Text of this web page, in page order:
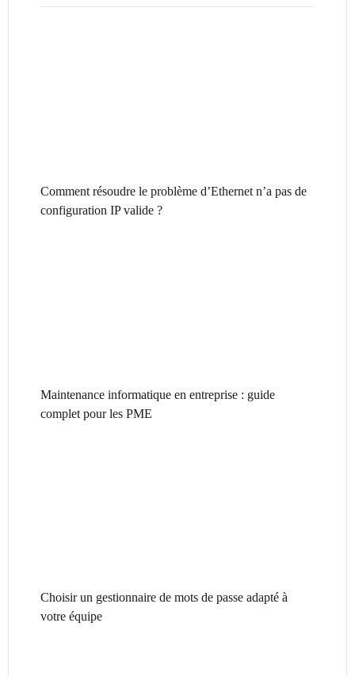
Comment résoudre le problème d’Ethernet n’a pas de
configuration IP valide ?
Maintenance informatique en entreprise : guide
complet pour les PME
Choisir un gestionnaire de mots de passe adapté à
votre équipe